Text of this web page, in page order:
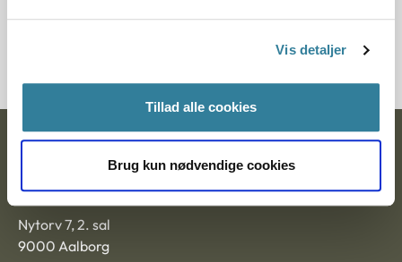
Vis detaljer
Tillad alle cookies
Brug kun nødvendige cookies
Ankestyrelsen
Postadresse:
Nytorv 7, 2. sal
9000 Aalborg